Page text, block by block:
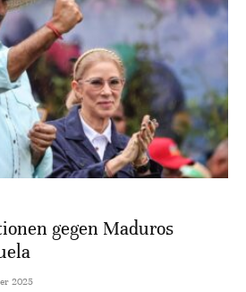
gegen Maduros
2025